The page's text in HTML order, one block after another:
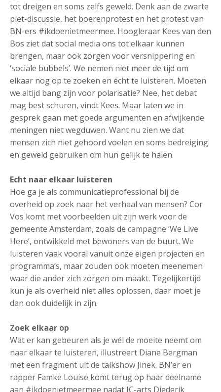
tot dreigen en soms zelfs geweld. Denk aan de zwarte
piet-discussie, het boerenprotest en het protest van
BN-ers #ikdoenietmeermee. Hoogleraar Kees van den
Bos ziet dat social media ons tot elkaar kunnen
brengen, maar ook zorgen voor versnippering en
‘sociale bubbels’. We nemen niet meer de tijd om
elkaar nog op te zoeken en écht te luisteren. Moeten
we altijd bang zijn voor polarisatie? Nee, het debat
mag best schuren, vindt Kees. Maar laten we in
gesprek gaan met goede argumenten en afwijkende
meningen niet wegduwen. Want nu zien we dat
mensen zich niet gehoord voelen en soms bedreiging
en geweld gebruiken om hun gelijk te halen.
Echt naar elkaar luisteren
Hoe ga je als communicatieprofessional bij de
overheid op zoek naar het verhaal van mensen? Cor
Vos komt met voorbeelden uit zijn werk voor de
gemeente Amsterdam, zoals de campagne ‘We Live
Here’, ontwikkeld met bewoners van de buurt. We
luisteren vaak vooral vanuit onze eigen projecten en
programma’s, maar zouden ook moeten meenemen
waar die ander zich zorgen om maakt. Tegelijkertijd
kun je als overheid niet alles oplossen, daar moet je
dan ook duidelijk in zijn.
Zoek elkaar op
Wat er kan gebeuren als je wél de moeite neemt om
naar elkaar te luisteren, illustreert Diane Bergman
met een fragment uit de talkshow Jinek. BN’er en
rapper Famke Louise komt terug op haar deelname
aan #ikdoenietmeermee nadat IC-arts Diederik